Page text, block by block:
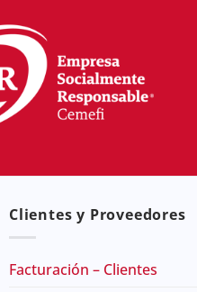
Clientes y Proveedores
Facturación – Clientes